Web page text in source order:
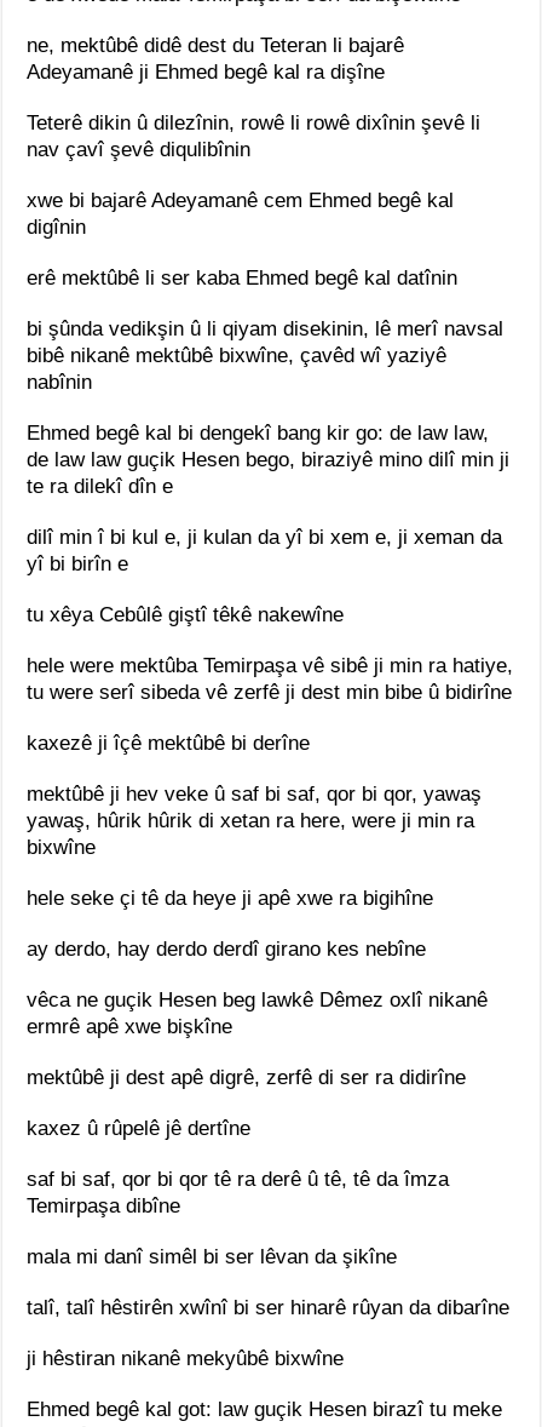
ne, mektûbê didê dest du Teteran li bajarê
Adeyamanê ji Ehmed begê kal ra dişîne
Teterê dikin û dilezînin, rowê li rowê dixînin şevê li
nav çavî şevê diqulibînin
xwe bi bajarê Adeyamanê cem Ehmed begê kal
digînin
erê mektûbê li ser kaba Ehmed begê kal datînin
bi şûnda vedikşin û li qiyam disekinin, lê merî navsal
bibê nikanê mektûbê bixwîne, çavêd wî yaziyê
nabînin
Ehmed begê kal bi dengekî bang kir go: de law law,
de law law guçik Hesen bego, biraziyê mino dilî min ji
te ra dilekî dîn e
dilî min î bi kul e, ji kulan da yî bi xem e, ji xeman da
yî bi birîn e
tu xêya Cebûlê giştî têkê nakewîne
hele were mektûba Temirpaşa vê sibê ji min ra hatiye,
tu were serî sibeda vê zerfê ji dest min bibe û bidirîne
kaxezê ji îçê mektûbê bi derîne
mektûbê ji hev veke û saf bi saf, qor bi qor, yawaş
yawaş, hûrik hûrik di xetan ra here, were ji min ra
bixwîne
hele seke çi tê da heye ji apê xwe ra bigihîne
ay derdo, hay derdo derdî girano kes nebîne
vêca ne guçik Hesen beg lawkê Dêmez oxlî nikanê
ermrê apê xwe bişkîne
mektûbê ji dest apê digrê, zerfê di ser ra didirîne
kaxez û rûpelê jê dertîne
saf bi saf, qor bi qor tê ra derê û tê, tê da îmza
Temirpaşa dibîne
mala mi danî simêl bi ser lêvan da şikîne
talî, talî hêstirên xwînî bi ser hinarê rûyan da dibarîne
ji hêstiran nikanê mekyûbê bixwîne
Ehmed begê kal got: law guçik Hesen birazî tu meke